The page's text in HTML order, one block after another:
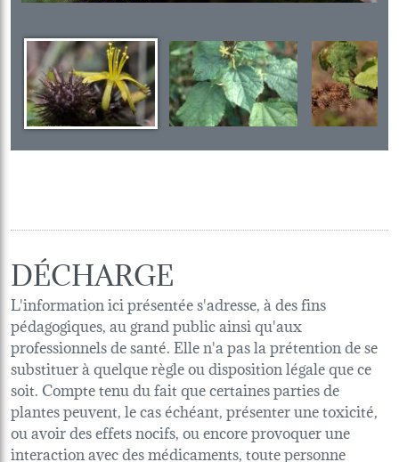
DÉCHARGE
L'information ici présentée s'adresse, à des fins
pédagogiques, au grand public ainsi qu'aux
professionnels de santé. Elle n'a pas la prétention de se
substituer à quelque règle ou disposition légale que ce
soit. Compte tenu du fait que certaines parties de
plantes peuvent, le cas échéant, présenter une toxicité,
ou avoir des effets nocifs, ou encore provoquer une
interaction avec des médicaments, toute personne